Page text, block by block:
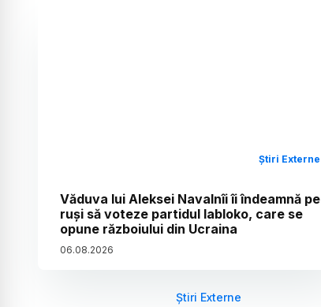
Știri Externe
Văduva lui Aleksei Navalnîi îi îndeamnă pe
ruși să voteze partidul Iabloko, care se
opune războiului din Ucraina
06.08.2026
Știri Externe